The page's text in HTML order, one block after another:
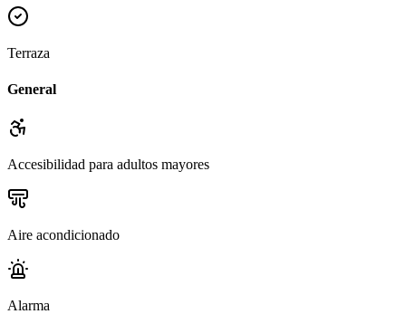
Terraza
General
Accesibilidad para adultos mayores
Aire acondicionado
Alarma